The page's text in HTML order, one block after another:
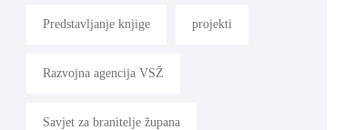
Predstavljanje knjige projekti
Razvojna agencija VSŽ
Savjet za branitelje župana